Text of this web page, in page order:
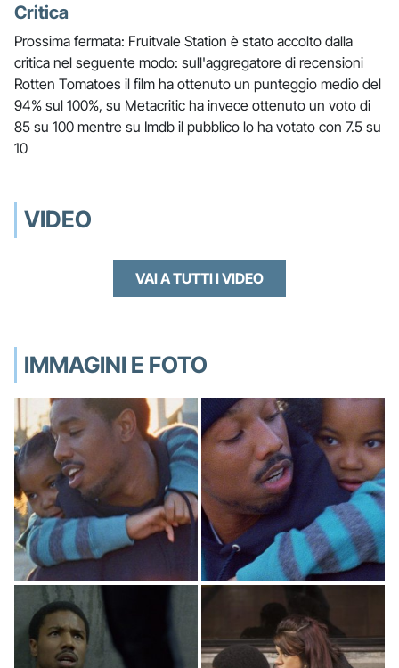
Critica
Prossima fermata: Fruitvale Station è stato accolto dalla
critica nel seguente modo: sull'aggregatore di recensioni
Rotten Tomatoes il film ha ottenuto un punteggio medio del
94% sul 100%, su Metacritic ha invece ottenuto un voto di
85 su 100 mentre su Imdb il pubblico lo ha votato con 7.5 su
10
VIDEO
VAI A TUTTI I VIDEO
IMMAGINI E FOTO